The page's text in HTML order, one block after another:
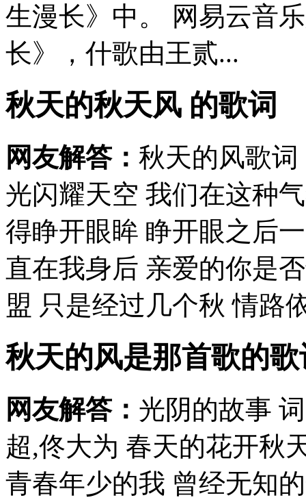
生漫长》中。 网易云音
长》，什歌由王贰...
秋天的秋天风 的歌词
网友解答： 秋天的风歌
光闪耀天空 我们在这种
得睁开眼眸 睁开眼之后
直在我身后 亲爱的你是
盟 只是经过几个秋 情路
秋天的风是那首歌的歌
网友解答： 光阴的故事
超,佟大为 春天的花开秋
青春年少的我 曾经无知